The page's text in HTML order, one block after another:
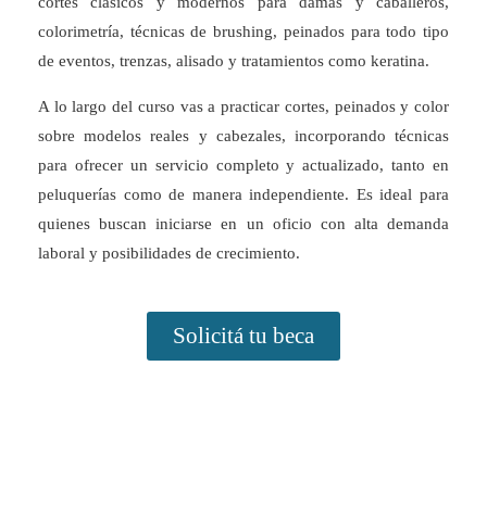
colorimetría, técnicas de brushing, peinados para todo tipo
de eventos, trenzas, alisado y tratamientos como keratina.
A lo largo del curso vas a practicar cortes, peinados y color
sobre modelos reales y cabezales, incorporando técnicas
para ofrecer un servicio completo y actualizado, tanto en
peluquerías como de manera independiente. Es ideal para
quienes buscan iniciarse en un oficio con alta demanda
laboral y posibilidades de crecimiento.
Solicitá tu beca